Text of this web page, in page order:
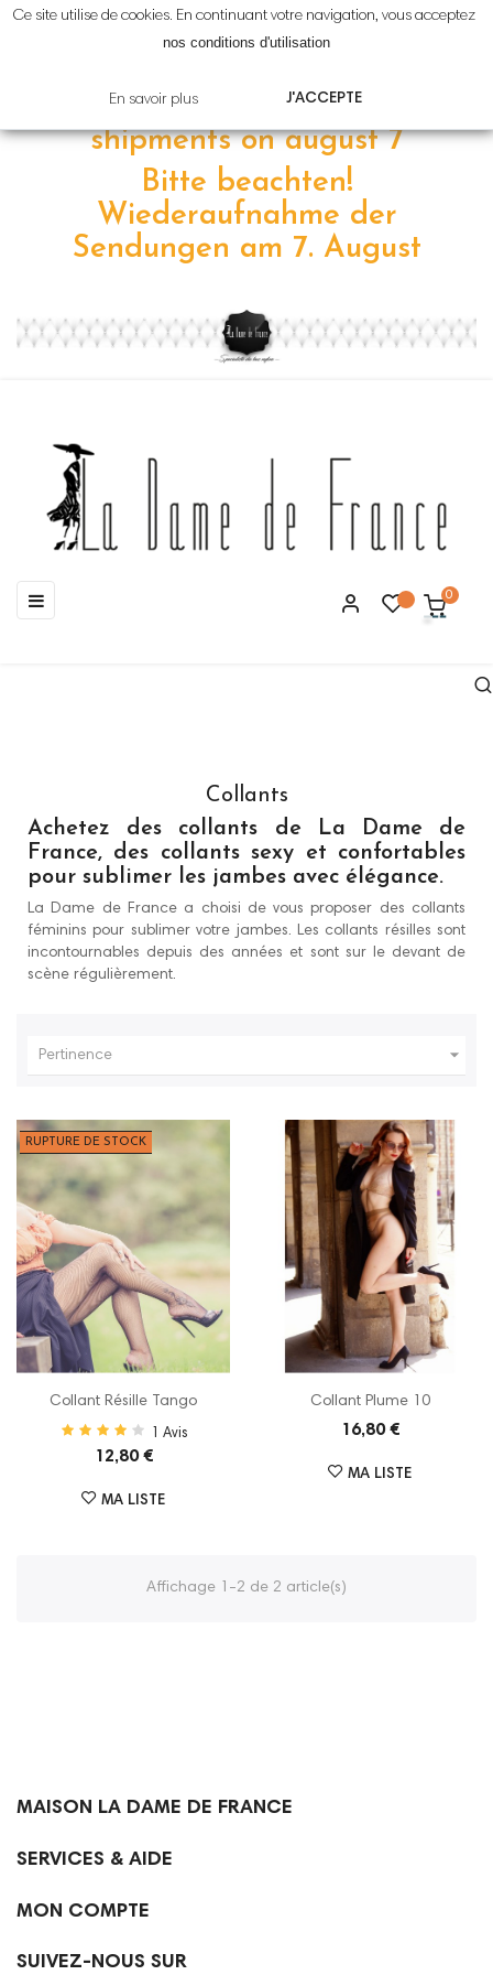
Attention!Reprise
Please note! resumption of
shipments onaugust 7
Bitte beachten!
Wiederaufnahme der
Sendungen am 7. August
Basculer
la
☰ 0
Collants
Achetez des collants de La Dame de
France, des collants sexy et confortables
pour sublimer les jambes avec élégance.
La Dame de France a choisi de vous proposer des collants
féminins pour sublimer votre jambes. Les collants résilles sont
incontournables depuis des années et sont sur le devant de
scène régulièrement.
Pertinence 
RUPTURE DE STOCK
Collant Résille Tango
1 Avis
12,80 €
MA LISTE
Collant Plume 10
16,80 €
MA LISTE
Affichage 1-2 de 2 article(s)
MAISON LA DAME DE FRANCE
SERVICES & AIDE
MON COMPTE
SUIVEZ-NOUS SUR
Ce site utilise de cookies. En continuant votre navigation, vous acceptez
nos conditions d'utilisation
En savoir plus J'ACCEPTE